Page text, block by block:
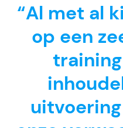
“Al met al
op een